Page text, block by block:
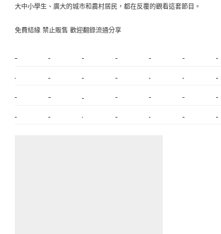
大中小學生、廣大的城市和農村居民，都在反覆­的觀看這套節目。
免費結緣 禁止販售 歡迎翻錄流通分享